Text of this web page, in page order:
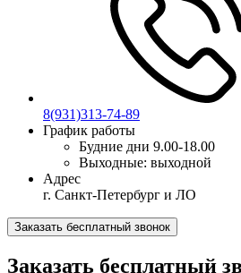
8(931)313-74-89
График работы
Будние дни 9.00-18.00
Выходные: выходной
Адрес
г. Санкт-Петербург и ЛО
Заказать бесплатный звонок
Заказать бесплатный